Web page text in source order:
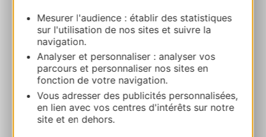
Mesurer l'audience : établir des statistiques
sur l'utilisation de nos sites et suivre la
navigation.
Analyser et personnaliser : analyser vos
parcours et personnaliser nos sites en
fonction de votre navigation.
Vous adresser des publicités personnalisées,
en lien avec vos centres d'intérêts sur notre
site et en dehors.
Calcola il tuo percorso
+33565632796
E-mail